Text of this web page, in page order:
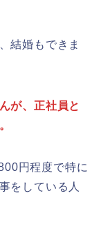
結婚もできま
が、正社員と
円程度で特に
をしている人